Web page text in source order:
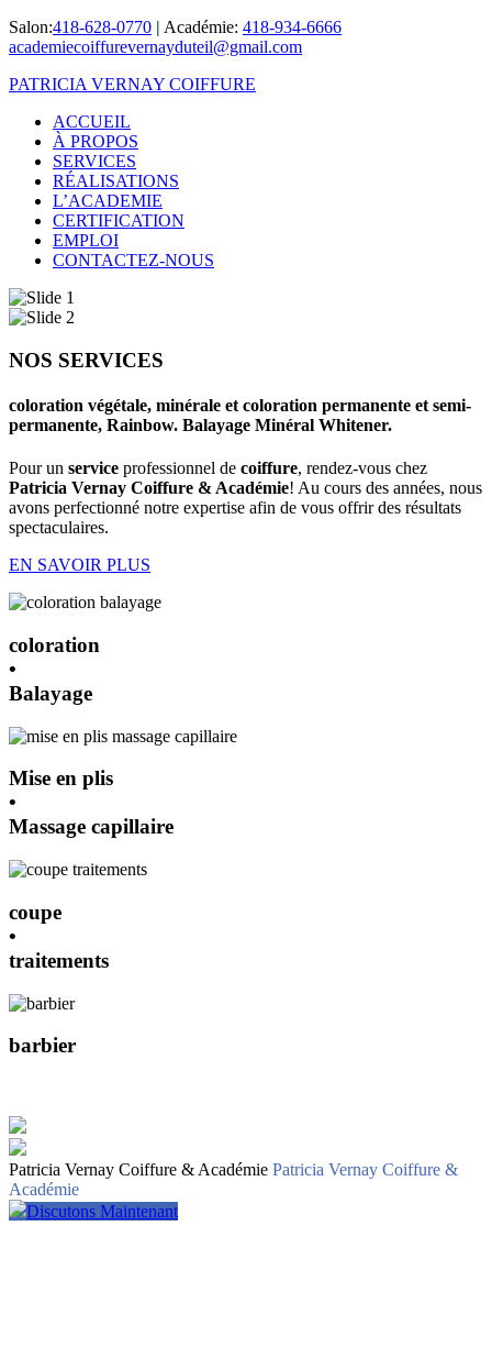
Salon:418-628-0770 | Académie: 418-934-6666
academiecoiffurevernayduteil@gmail.com
PATRICIA VERNAY COIFFURE
ACCUEIL
À PROPOS
SERVICES
RÉALISATIONS
L’ACADEMIE
CERTIFICATION
EMPLOI
CONTACTEZ-NOUS
NOS SERVICES
coloration végétale, minérale et coloration permanente et semi-
permanente, Rainbow. Balayage Minéral Whitener.
Pour un service professionnel de coiffure, rendez-vous chez
Patricia Vernay Coiffure & Académie! Au cours des années, nous
avons perfectionné notre expertise afin de vous offrir des résultats
spectaculaires.
EN SAVOIR PLUS
coloration
•
Balayage
Mise en plis
•
Massage capillaire
coupe
•
traitements
barbier
Patricia Vernay Coiffure & Académie Patricia Vernay Coiffure &
Académie
Discutons Maintenant